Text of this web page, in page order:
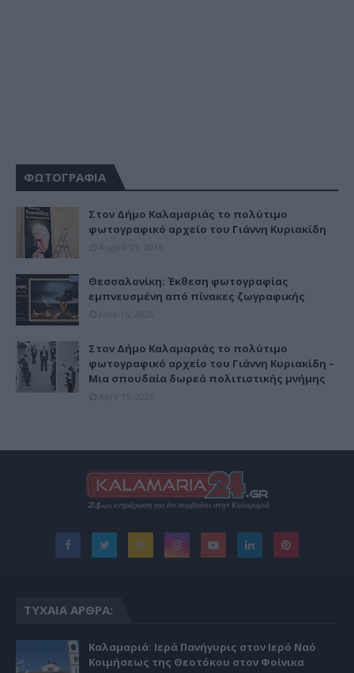
ΦΩΤΟΓΡΑΦΙΑ
Στον Δήμο Καλαμαριάς το πολύτιμο
φωτογραφικό αρχείο του Γιάννη Κυριακίδη
Θεσσαλονίκη: Έκθεση φωτογραφίας
εμπνευσμένη από πίνακες ζωγραφικής
Στον Δήμο Καλαμαριάς το πολύτιμο
φωτογραφικό αρχείο του Γιάννη Κυριακίδη –
Μια σπουδαία δωρεά πολιτιστικής μνήμης
ΤΥΧΑΊΑ ΆΡΘΡΑ:
Καλαμαριά: Ιερά Πανήγυρις στον Ιερό Ναό
Κοιμήσεως της Θεοτόκου στον Φοίνικα